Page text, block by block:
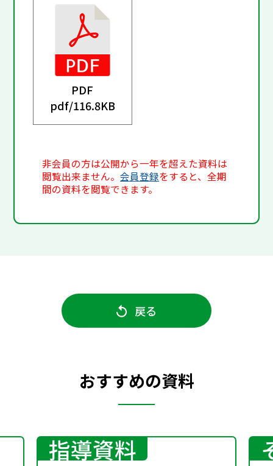
PDF
pdf/116.8KB
非会員の方は公開から一年を超えた資料は
閲覧出来ません。会員登録をすると、全期
間の資料を閲覧できます。
戻る
おすすめの資料
指導資料